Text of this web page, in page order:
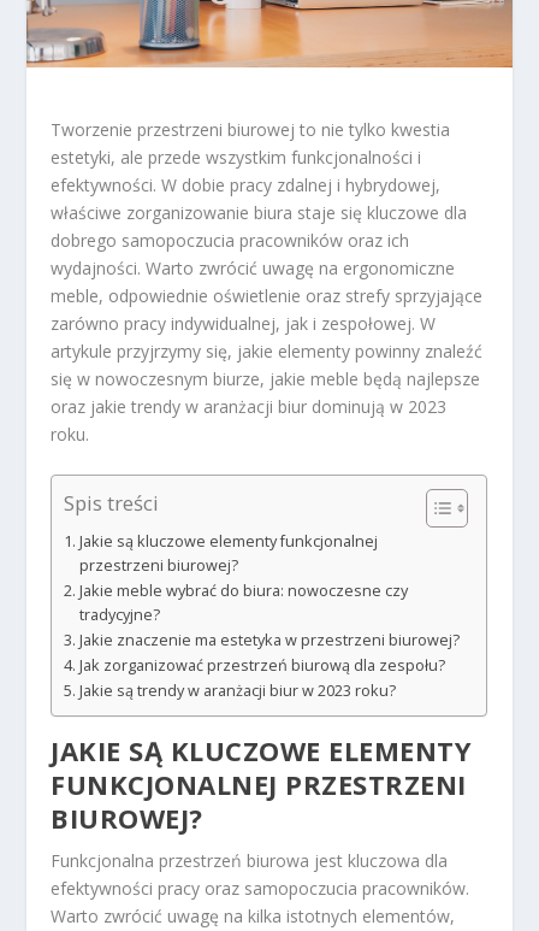
Tworzenie przestrzeni biurowej to nie tylko kwestia
estetyki, ale przede wszystkim funkcjonalności i
efektywności. W dobie pracy zdalnej i hybrydowej,
właściwe zorganizowanie biura staje się kluczowe dla
dobrego samopoczucia pracowników oraz ich
wydajności. Warto zwrócić uwagę na ergonomiczne
meble, odpowiednie oświetlenie oraz strefy sprzyjające
zarówno pracy indywidualnej, jak i zespołowej. W
artykule przyjrzymy się, jakie elementy powinny znaleźć
się w nowoczesnym biurze, jakie meble będą najlepsze
oraz jakie trendy w aranżacji biur dominują w 2023
roku.
Spis treści
Jakie są kluczowe elementy funkcjonalnej
przestrzeni biurowej?
Jakie meble wybrać do biura: nowoczesne czy
tradycyjne?
Jakie znaczenie ma estetyka w przestrzeni biurowej?
Jak zorganizować przestrzeń biurową dla zespołu?
Jakie są trendy w aranżacji biur w 2023 roku?
JAKIE SĄ KLUCZOWE ELEMENTY
FUNKCJONALNEJ PRZESTRZENI
BIUROWEJ?
Funkcjonalna przestrzeń biurowa jest kluczowa dla
efektywności pracy oraz samopoczucia pracowników.
Warto zwrócić uwagę na kilka istotnych elementów,